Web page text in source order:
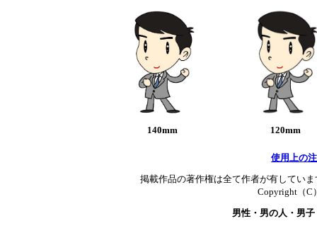
140mm 120mm
使用上の
掲載作品の著作権は全て作者が有してい
Copyright（C
男性・男の人・男